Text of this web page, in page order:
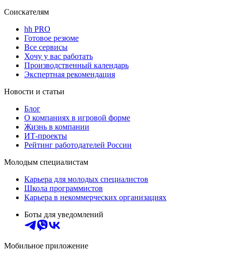
Соискателям
hh PRO
Готовое резюме
Все сервисы
Хочу у вас работать
Производственный календарь
Экспертная рекомендация
Новости и статьи
Блог
О компаниях в игровой форме
Жизнь в компании
ИТ-проекты
Рейтинг работодателей России
Молодым специалистам
Карьера для молодых специалистов
Школа программистов
Карьера в некоммерческих организациях
Боты для уведомлений
Мобильное приложение